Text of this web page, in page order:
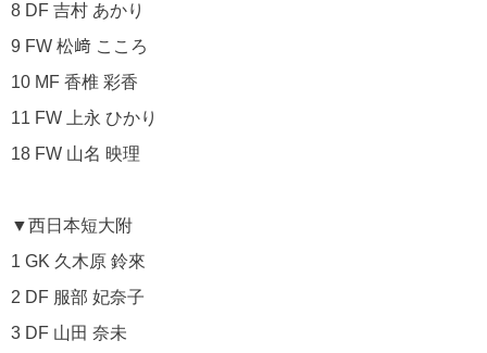
8 DF 吉村 あかり
9 FW 松﨑 こころ
10 MF 香椎 彩香
11 FW 上永 ひかり
18 FW 山名 映理
▼西日本短大附
1 GK 久木原 鈴來
2 DF 服部 妃奈子
3 DF 山田 奈未